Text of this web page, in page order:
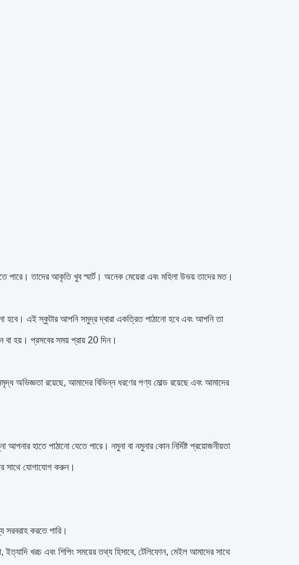
পারে। তাদের আকৃতি খুব স্মার্ট। অনেক মেয়েরা এবং মহিলা উভয় তাদের মত।
হবে। এই স্কুটার আপনি সমুদ্র দ্বারা একত্রিত পাঠানো হবে এবং আপনি তা
বা হয়। প্রসবের সময় প্রায় 20 দিন।
অভিজ্ঞতা রয়েছে, আমাদের বিভিন্ন ধরণের পণ্য মোল্ড রয়েছে এবং আমাদের
আপনার হাতে পাঠানো যেতে পারে। নমুনা বা নমুনার কোন নির্দিষ্ট প্রয়োজনীয়তা
সাথে যোগাযোগ করুন।
সরবরাহ করতে পারি।
ইত্যাদি খরচ এবং শিপিং সময়ের তথ্য হিসাবে, টেলিফোন, মেইল ​​আমাদের সাথে